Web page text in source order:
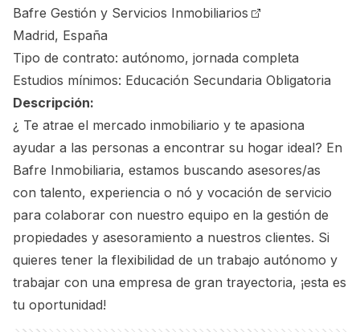
Bafre Gestión y Servicios Inmobiliarios
Madrid, España
Tipo de contrato: autónomo, jornada completa
Estudios mínimos: Educación Secundaria Obligatoria
Descripción:
¿ Te atrae el mercado inmobiliario y te apasiona
ayudar a las personas a encontrar su hogar ideal? En
Bafre Inmobiliaria, estamos buscando asesores/as
con talento, experiencia o nó y vocación de servicio
para colaborar con nuestro equipo en la gestión de
propiedades y asesoramiento a nuestros clientes. Si
quieres tener la flexibilidad de un trabajo autónomo y
trabajar con una empresa de gran trayectoria, ¡esta es
tu oportunidad!